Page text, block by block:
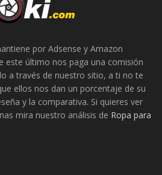
por Adsense y Amazon
este último nos paga una comisión
a través de nuestro sitio, a ti no te
ellos nos dan un porcentaje de su
y la comparativa. Si quieres ver
mira nuestro análisis de Ropa para